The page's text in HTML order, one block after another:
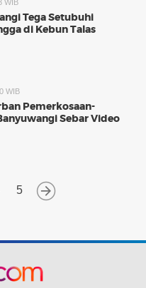
WIB
Tega Setubuhi
di Kebun Talas
WIB
Pemerkosaan-
Sebar Video
5